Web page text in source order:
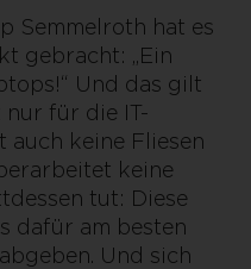
Semmelroth hat es
gebracht: „Ein
Und das gilt
für die IT-
auch keine Fliesen
keine
tut: Diese
dafür am besten
Und sich